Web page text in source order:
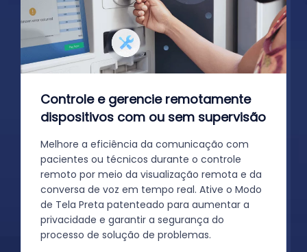
Controle e gerencie remotamente
dispositivos com ou sem supervisão
Melhore a eficiência da comunicação com
pacientes ou técnicos durante o controle
remoto por meio da visualização remota e da
conversa de voz em tempo real. Ative o Modo
de Tela Preta patenteado para aumentar a
privacidade e garantir a segurança do
processo de solução de problemas.